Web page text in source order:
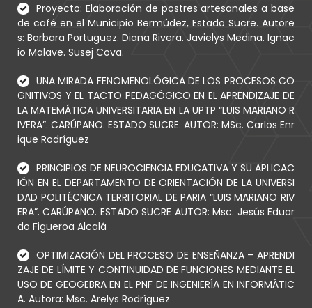
Proyecto: Elaboración de postres artesanales a base
de café en el Municipio Bermúdez, Estado Sucre. Autore
s: Barbara Portuguez. Diana Rivera. Javielys Medina. Ignac
io Malave. Susej Cova.
UNA MIRADA FENOMENOLÓGICA DE LOS PROCESOS CO
GNITIVOS Y EL TACTO PEDAGÓGICO EN EL APRENDIZAJE DE
LA MATEMÁTICA UNIVERSITARIA EN LA UPTP “LUIS MARIANO R
IVERA”. CARÚPANO. ESTADO SUCRE. AUTOR: MSc. Carlos Enr
ique Rodríguez
PRINCIPIOS DE NEUROCIENCIA EDUCATIVA Y SU APLICAC
IÓN EN EL DEPARTAMENTO DE ORIENTACIÓN DE LA UNIVERSI
DAD POLITÉCNICA TERRITORIAL DE PARIA “LUIS MARIANO RIV
ERA”. CARÚPANO. ESTADO SUCRE AUTOR: Msc. Jesús Eduar
do Figueroa Alcalá
OPTIMIZACIÓN DEL PROCESO DE ENSEÑANZA – APRENDI
ZAJE DE LÍMITE Y CONTINUIDAD DE FUNCIONES MEDIANTE EL
USO DE GEOGEBRA EN EL PNF DE INGENIERÍA EN INFORMÁTIC
A. Autora: Msc. Arelys Rodríguez